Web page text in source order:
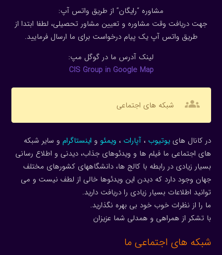
مشاوره “رایگان” از طریق واتس آپ:
جهت دریافت وقت مشاوره و تعیین مشاور تحصیلی، لطفا ابتدا از
طریق واتس آپ یک پیام درخواست برای ما ارسال فرمایید.
لینک آدرس ما در گوگل مپ:
CIS Group in Google Map
groups شبکه های اجتماعی
در کانال هاییوتیوب ، آپارات ، ویمئو و اینستاگرام و سایر شبکه
های اجتماعی ما فیلم ها و ویدئوهای جذاب، دیدنی و اطلاع رسانی
بسیار زیادی در رابطه با کالج ها، دانشگاههای کشورهای مختلف
جهان وجود دارد که دیدن این ویدئوها خالی از لطف نیست و می
توانید اطلاعات بسیار زیادی را دریافت دارید.
ما را از نظرات خوب خود بی بهره نگذارید.
با تشکر از همراهی و همدلی شما عزیزان
شبکه های اجتماعی ما